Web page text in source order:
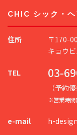
CHIC シック・
住所
〒170-
キョウ
TEL 03-
（予約優
※営業時間
e-mail h-